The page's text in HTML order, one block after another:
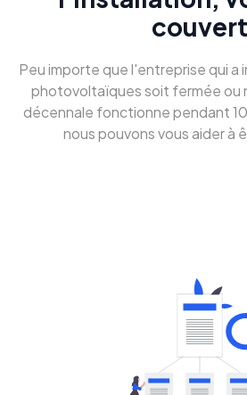
couvert
Peu importe que l'entreprise qui a
photovoltaïques soit fermée ou
décennale fonctionne pendant
nous pouvons vous aider à